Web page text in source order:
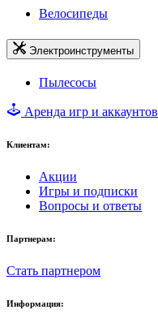
Велосипеды
Электроинструменты
Пылесосы
Аренда игр и аккаунтов
Клиентам:
Акции
Игры и подписки
Вопросы и ответы
Партнерам:
Стать партнером
Информация: